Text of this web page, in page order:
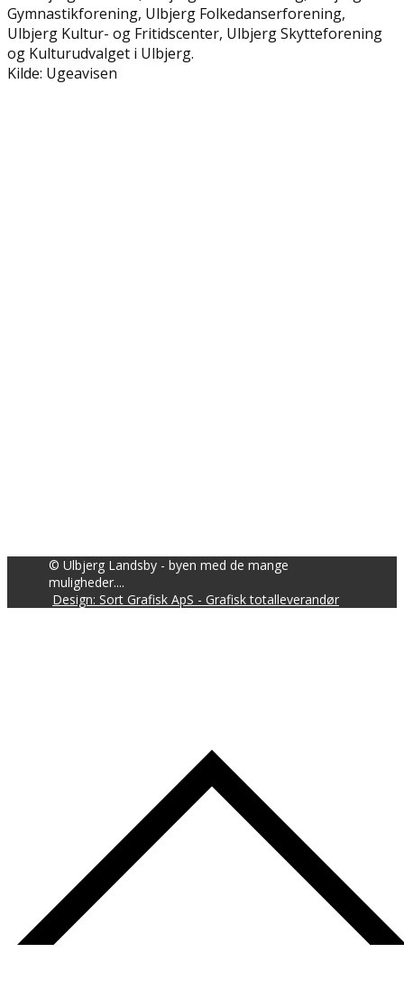
Gymnastikforening, Ulbjerg Folkedanserforening,
Ulbjerg Kultur- og Fritidscenter, Ulbjerg Skytteforening
og Kulturudvalget i Ulbjerg.
Kilde: Ugeavisen
© Ulbjerg Landsby - byen med de mange
muligheder....
Design: Sort Grafisk ApS - Grafisk totalleverandør